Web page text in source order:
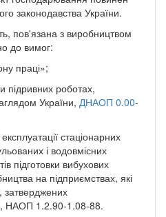
законодавства України.
пов'язана з виробництвом
до вимог:
праці»;
підривних роботах,
України, ДНАОП 0.00-
стаціонарних
і водовмісних
підготовки вибухових
на підприємствах, які
затверджених
НАОП 1.2.90-1.08-88.